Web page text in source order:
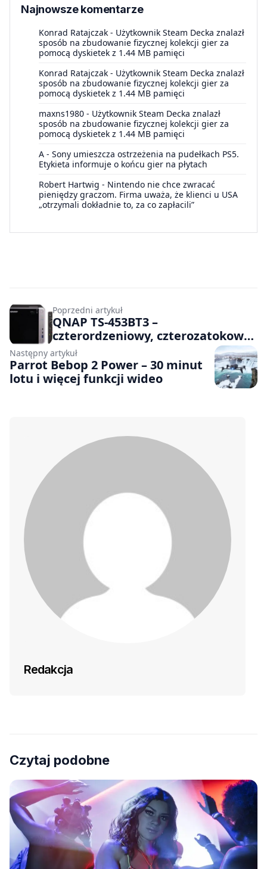
Najnowsze komentarze
Konrad Ratajczak - Użytkownik Steam Decka znalazł
sposób na zbudowanie fizycznej kolekcji gier za
pomocą dyskietek z 1.44 MB pamięci
Konrad Ratajczak - Użytkownik Steam Decka znalazł
sposób na zbudowanie fizycznej kolekcji gier za
pomocą dyskietek z 1.44 MB pamięci
maxns1980 - Użytkownik Steam Decka znalazł
sposób na zbudowanie fizycznej kolekcji gier za
pomocą dyskietek z 1.44 MB pamięci
A - Sony umieszcza ostrzeżenia na pudełkach PS5.
Etykieta informuje o końcu gier na płytach
Robert Hartwig - Nintendo nie chce zwracać
pieniędzy graczom. Firma uważa, że klienci u USA
„otrzymali dokładnie to, za co zapłacili”
Poprzedni artykuł
QNAP TS-453BT3 –
czterordzeniowy, czterozatokowy
NAS
Następny artykuł
Parrot Bebop 2 Power – 30 minut
lotu i więcej funkcji wideo
Redakcja
Czytaj podobne